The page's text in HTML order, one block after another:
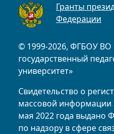
© 1999-2026, ФГБОУ ВО
государственный
университет»
Свидетельство о
массовой информации
мая 2022 года выдано
по надзору в сфере
Гранты
Федерации